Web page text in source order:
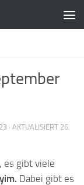
· AKTUALISIERT 26.
es gibt viele
Dabei gibt es